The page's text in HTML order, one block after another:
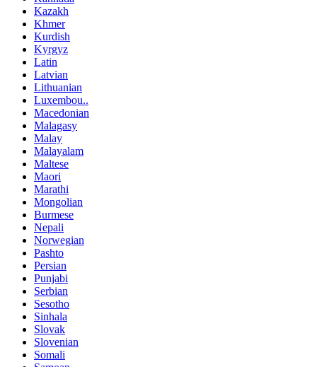
Kazakh
Khmer
Kurdish
Kyrgyz
Latin
Latvian
Lithuanian
Luxembou..
Macedonian
Malagasy
Malay
Malayalam
Maltese
Maori
Marathi
Mongolian
Burmese
Nepali
Norwegian
Pashto
Persian
Punjabi
Serbian
Sesotho
Sinhala
Slovak
Slovenian
Somali